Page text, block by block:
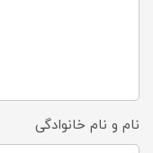
نام و نام خانوادگی